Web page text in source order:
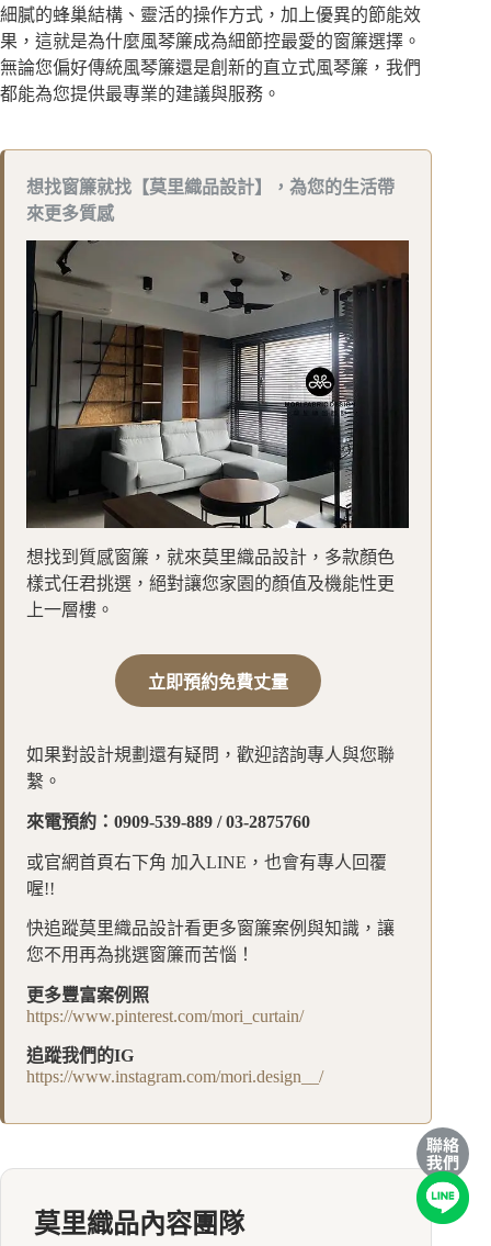
細膩的蜂巢結構、靈活的操作方式，加上優異的節能效
果，這就是為什麼風琴簾成為細節控最愛的窗簾選擇。
無論您偏好傳統風琴簾還是創新的直立式風琴簾，我們
都能為您提供最專業的建議與服務。
想找窗簾就找【莫里織品設計】，為您的生活帶
來更多質感
想找到質感窗簾，就來莫里織品設計，多款顏色
樣式任君挑選，絕對讓您家園的顏值及機能性更
上一層樓。
立即預約免費丈量
如果對設計規劃還有疑問，歡迎諮詢專人與您聯
繫。
來電預約：0909-539-889 / 03-2875760
或官網首頁右下角 加入LINE，也會有專人回覆
喔!!
快追蹤莫里織品設計看更多窗簾案例與知識，讓
您不用再為挑選窗簾而苦惱！
更多豐富案例照
https://www.pinterest.com/mori_curtain/
追蹤我們的IG
https://www.instagram.com/mori.design__/
莫里織品內容團隊